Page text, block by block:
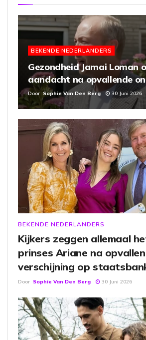
BEKENDE NEDERLANDERS
Gezondheid Jamai Loman
aandacht na opvallende
Door Sophie Van Den Berg 30 Juni 2026
BEKENDE NEDERLANDERS
Kijkers zeggen allemaal
prinses Ariane na
verschijning op
Door Sophie Van Den Berg 30 Juni 2026